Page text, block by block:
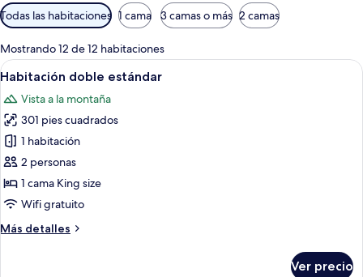
Filtros
disponibles
para
las
habitaciones
Todas las habitaciones 1 cama 3 camas o más 2 camas
Mostrando 12 de 12 habitaciones
Abrir
todas
las
fotos
de
Habitación
doble
estándar
Habitación de hotel con cama, una
7
Habitación doble estándar
Vista a la montaña
301 pies cuadrados
1 habitación
2 personas
1 cama King size
Wifi gratuito
Más detalles
Más
Ver precio